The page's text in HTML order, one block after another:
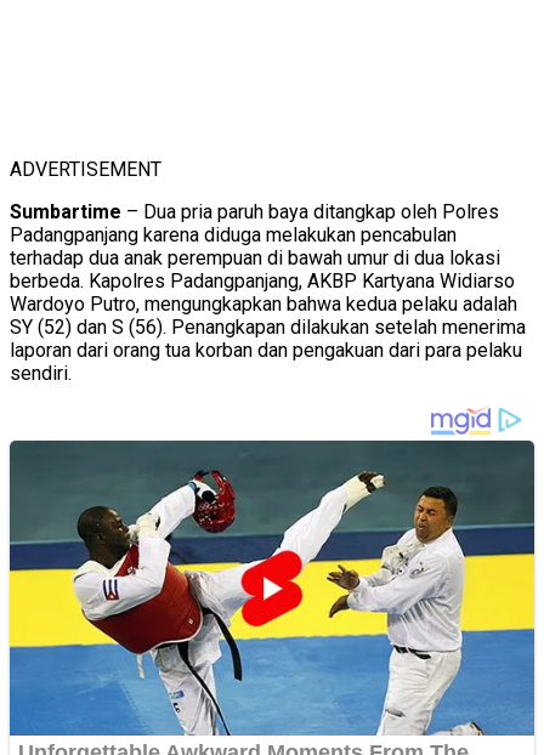
ADVERTISEMENT
Sumbartime – Dua pria paruh baya ditangkap oleh Polres
Padangpanjang karena diduga melakukan pencabulan
terhadap dua anak perempuan di bawah umur di dua lokasi
berbeda. Kapolres Padangpanjang, AKBP Kartyana Widiarso
Wardoyo Putro, mengungkapkan bahwa kedua pelaku adalah
SY (52) dan S (56). Penangkapan dilakukan setelah menerima
laporan dari orang tua korban dan pengakuan dari para pelaku
sendiri.